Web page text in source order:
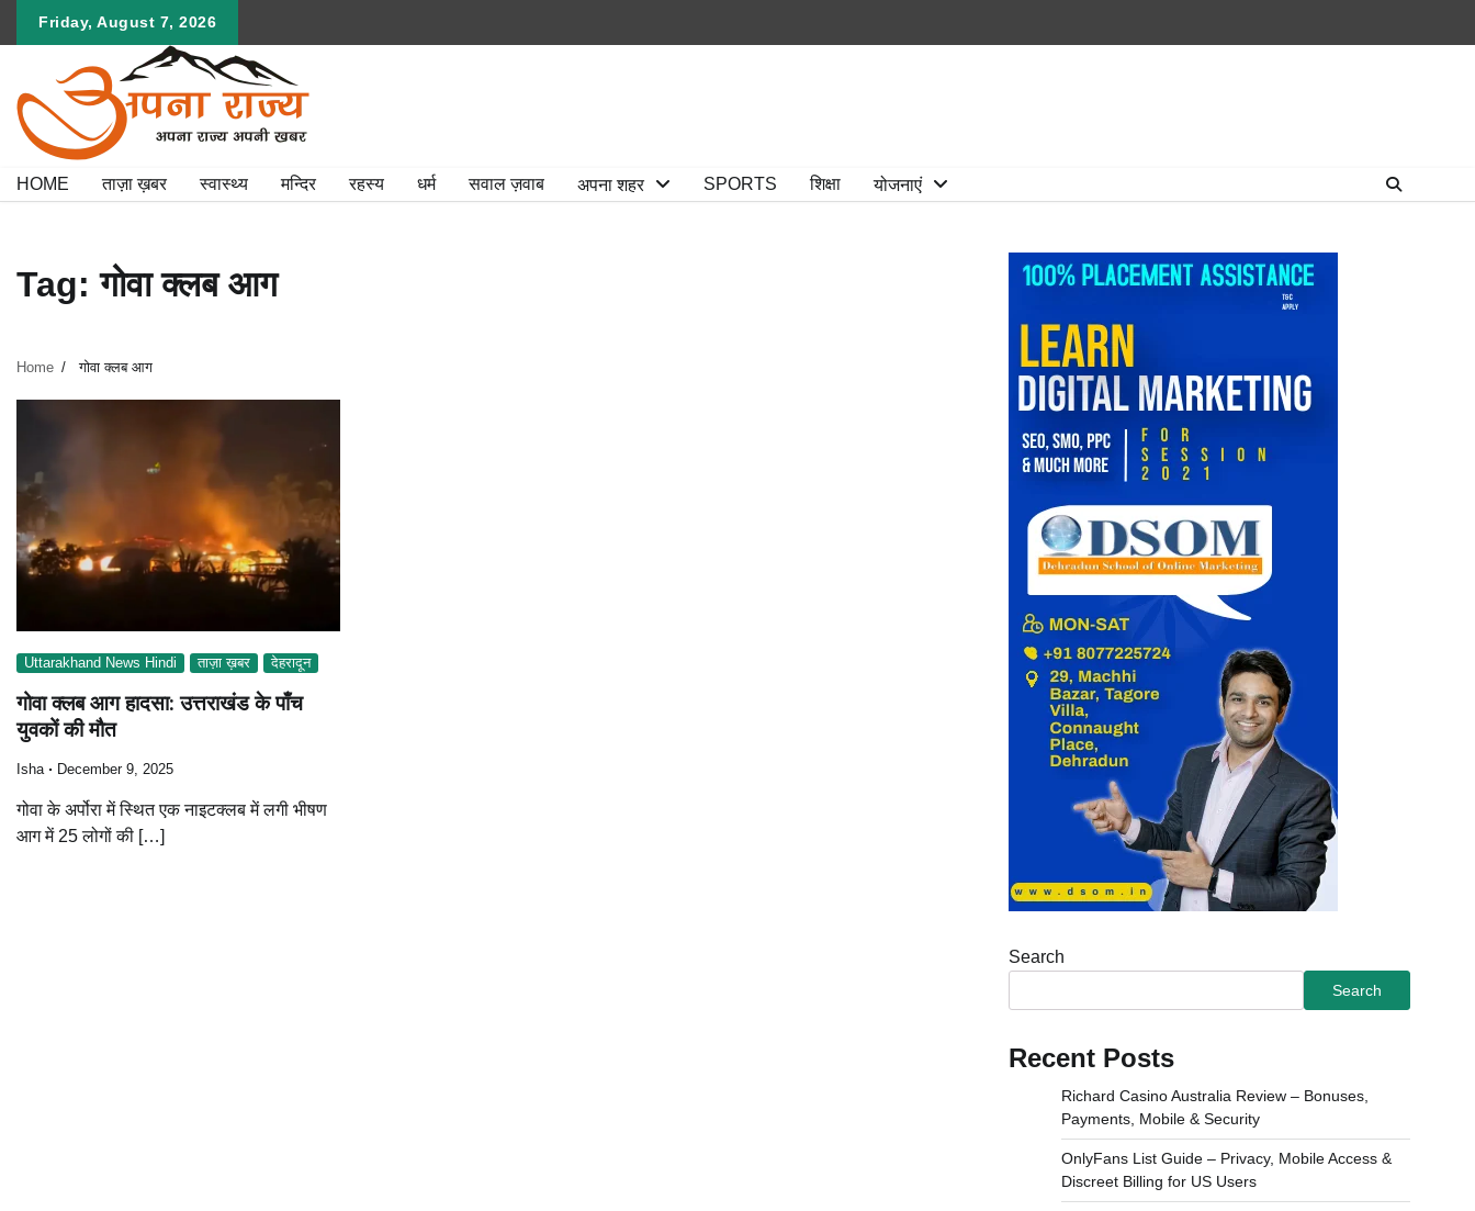
Friday, August 7, 2026
HOME ताज़ा ख़बर स्वास्थ्य मन्दिर रहस्य धर्म सवाल ज़वाब अपना शहर SPORTS शिक्षा योजनाएं
Tag:गोवा क्लब आग
Home गोवा क्लब आग
Uttarakhand News Hindi ताज़ा ख़बर देहरादून
गोवा क्लब आग हादसा: उत्तराखंड के पाँच
युवकों की मौत
Isha December 9, 2025
गोवा के अर्पोरा में स्थित एक नाइटक्लब में लगी भीषण
आग में 25 लोगों की […]
Search
Search
Recent Posts
Richard Casino Australia Review – Bonuses,
Payments, Mobile & Security
OnlyFans List Guide – Privacy, Mobile Access &
Discreet Billing for US Users